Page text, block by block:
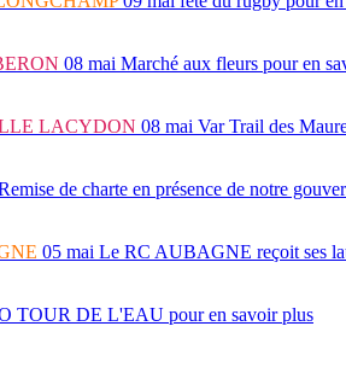
08 mai Marché aux fleurs pour en
LACYDON 08 mai Var Trail des
de charte en présence de notre
05 mai Le RC AUBAGNE reçoit ses
TOUR DE L'EAU pour en savoir plus